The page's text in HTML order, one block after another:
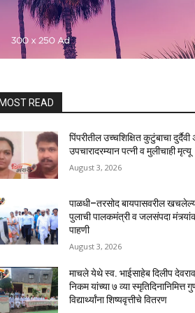
READ
पिंपरीतील उच्चशिक्षित कुटुंबाचा
उपचारादरम्यान पत्नी व मुलीचाही मृत्यू
August 3, 2026
पाळधी–तरसोद बायपासवरील
पुलाची पालकमंत्री व जलसंपदा
पाहणी
August 3, 2026
माचले येथे स्व. भाईसाहेब दिलीप देवराव
निकम यांच्या ७ व्या स्मृतिदिनानिमित्त
विद्यार्थ्यांना शिष्यवृत्तीचे वितरण